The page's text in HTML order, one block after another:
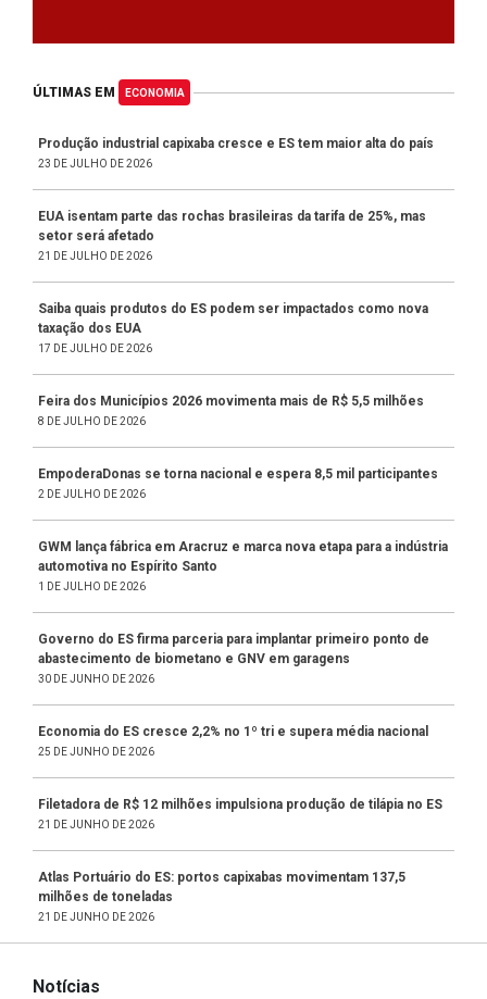
ÚLTIMAS EM ECONOMIA
Produção industrial capixaba cresce e ES tem maior alta do país
23 DE JULHO DE 2026
EUA isentam parte das rochas brasileiras da tarifa de 25%, mas
setor será afetado
21 DE JULHO DE 2026
Saiba quais produtos do ES podem ser impactados como nova
taxação dos EUA
17 DE JULHO DE 2026
Feira dos Municípios 2026 movimenta mais de R$ 5,5 milhões
8 DE JULHO DE 2026
EmpoderaDonas se torna nacional e espera 8,5 mil participantes
2 DE JULHO DE 2026
GWM lança fábrica em Aracruz e marca nova etapa para a indústria
automotiva no Espírito Santo
1 DE JULHO DE 2026
Governo do ES firma parceria para implantar primeiro ponto de
abastecimento de biometano e GNV em garagens
30 DE JUNHO DE 2026
Economia do ES cresce 2,2% no 1º tri e supera média nacional
25 DE JUNHO DE 2026
Filetadora de R$ 12 milhões impulsiona produção de tilápia no ES
21 DE JUNHO DE 2026
Atlas Portuário do ES: portos capixabas movimentam 137,5
milhões de toneladas
21 DE JUNHO DE 2026
Notícias